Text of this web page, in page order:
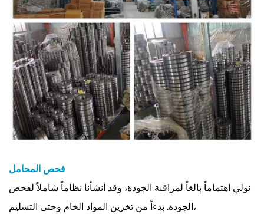
فحص المحامل
نولي اهتماماً بالغاً لمراقبة الجودة، وقد أنشأنا نظاماً شاملاً لفحص
الجودة. بدءاً من تخزين المواد الخام وحتى التسليم،